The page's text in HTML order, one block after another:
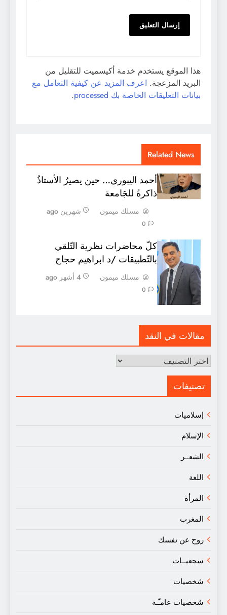
هذا الموقع يستخدم خدمة أكيسميت للتقليل من
البريد المزعجة. اعرف المزيد عن كيفية التعامل مع
بيانات التعليقات الخاصة بك processed
.
Related News
أحمد اليبوري… حين يصيرُ الأستاذُ
ذاكرةً للجَامعة
مسلك ميمون شهرين ago
0
كلّ محاضرات نظرية التّلقي
بالتّطبيقات /د ابراهيم حجاج
مسلك ميمون 4 أشهر ago
0
مقالات في النقد
مقالات
النقد
تصنيفات
إسلاميات
الإسلام
الشعــر
اللغة
المرأة
المغرب
روح عن نفسك
سجعيــات
شخصيات
شخصيات عامـّـة